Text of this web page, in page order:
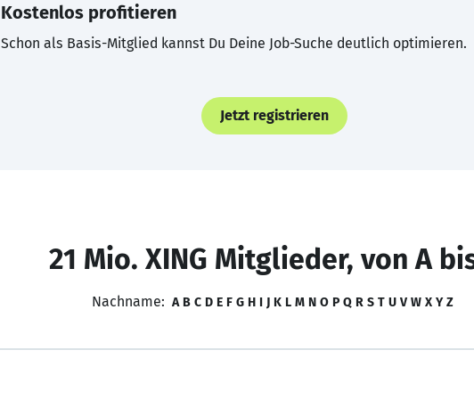
Kostenlos profitieren
Schon als Basis-Mitglied kannst Du Deine Job-Suche deutlich optimieren.
Jetzt registrieren
21 Mio. XING Mitglieder, von A
Nachname: A B C D E F G H I J K L M N O P Q R S T U V W X Y Z